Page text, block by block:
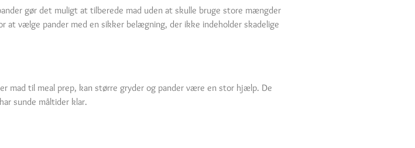
gør det muligt at tilberede mad uden at skulle bruge store mængder
vælge pander med en sikker belægning, der ikke indeholder skadelige
mad til meal prep, kan større gryder og pander være en stor hjælp. De
sunde måltider klar.